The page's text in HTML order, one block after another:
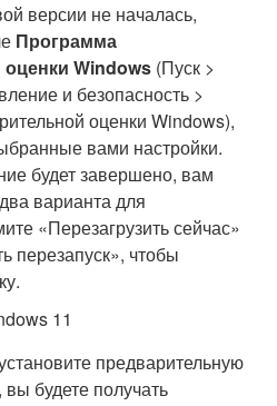
версии не началась,
Программа
Windows (Пуск >
и безопасность >
оценки Windows),
вами настройки.
будет завершено, вам
варианта для
«Перезагрузить сейчас»
перезапуск», чтобы
предварительную
будете получать